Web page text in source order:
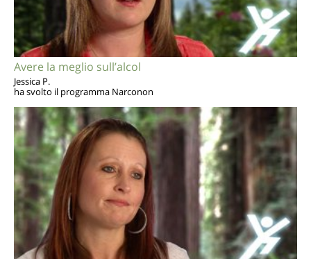
Avere la meglio sull’alcol
Jessica P.
ha svolto il programma Narconon